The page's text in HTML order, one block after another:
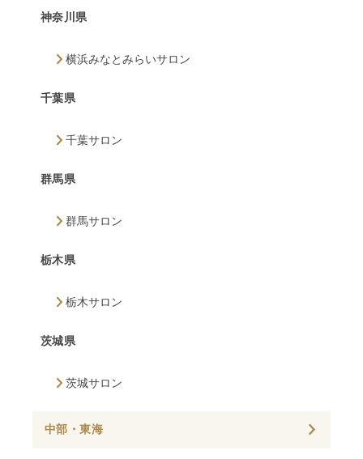
神奈川県
横浜みなとみらいサロン
千葉県
千葉サロン
群馬県
群馬サロン
栃木県
栃木サロン
茨城県
茨城サロン
中部・東海